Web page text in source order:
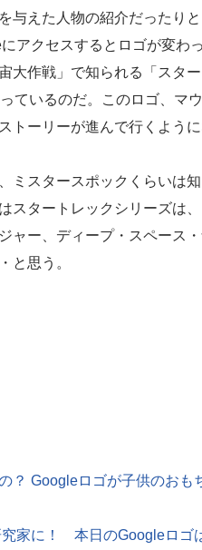
与えた人物の紹介だったり
アクセスするとロゴが変わ
大作戦」で知られる「スタ
ているのだ。このロゴ、マ
トーリーが進んで行くように
ミスタースポックくらいは
スタートレックシリーズは
ャー、ディープ・スペース
と思う。
？ Googleロゴが子供のおも
家に！ 本日のGoogleロゴ